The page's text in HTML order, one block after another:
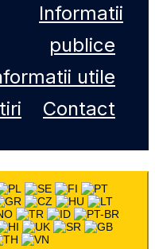
Informatii
publice
utile
Contact